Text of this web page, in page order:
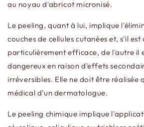
au noyau d'abricot micronisé.
Le peeling, quant à lui, implique
couches de cellules cutanées et, s'il
particulièrement efficace, de l'autre il
dangereux en raison d'effets
irréversibles. Elle ne doit être réalisée
médical d’un dermatologue.
Le peeling chimique implique